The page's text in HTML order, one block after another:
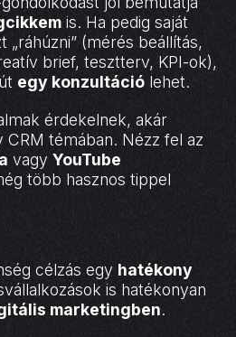
is. Ha pedig saját
„ráhúzni” (mérés beállítás,
brief, tesztterv, KPI-ok),
egy konzultáció lehet.
érdekelnek, akár
CRM témában. Nézz fel az
vagyYouTube
több hasznos tippel
célzás egy hatékony
is hatékonyan
marketingben.